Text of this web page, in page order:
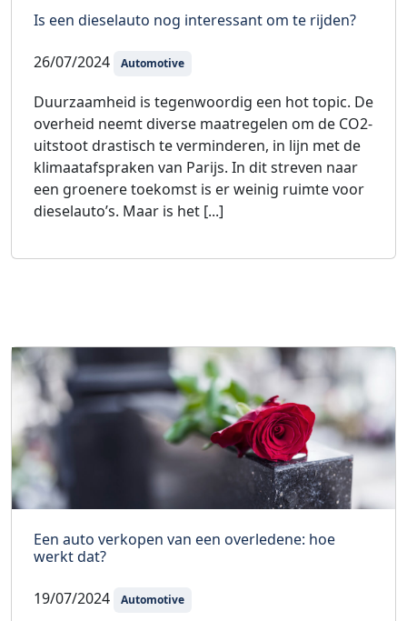
Is een dieselauto nog interessant om te rijden?
26/07/2024 Automotive
Duurzaamheid is tegenwoordig een hot topic. De
overheid neemt diverse maatregelen om de CO2-
uitstoot drastisch te verminderen, in lijn met de
klimaatafspraken van Parijs. In dit streven naar
een groenere toekomst is er weinig ruimte voor
dieselauto’s. Maar is het [...]
Een auto verkopen van een overledene: hoe
werkt dat?
19/07/2024 Automotive